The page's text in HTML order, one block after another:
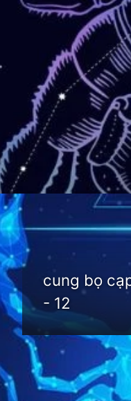
Đang mở
cung bọ
- 12